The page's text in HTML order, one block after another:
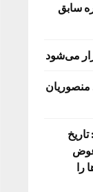
سابق
می‌شود
عوض
را